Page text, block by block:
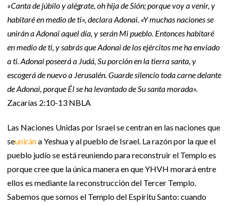
«Canta de júbilo y alégrate, oh hija de Sión; porque voy a venir, y
habitaré en medio de ti», declara Adonai. «Y muchas naciones se
unirán a Adonai aquel día, y serán Mi pueblo. Entonces habitaré
en medio de ti, y sabrás que Adonai de los ejércitos me ha enviado
a ti. Adonai poseerá a Judá, Su porción en la tierra santa, y
escogerá de nuevo a Jerusalén. Guarde silencio toda carne delante
de Adonai, porque Él se ha levantado de Su santa morada».
Zacarías 2:10-13 NBLA
Las Naciones Unidas por Israel se centran en las naciones que
seunirána Yeshua y al pueblo de Israel. La razón por la que el
pueblo judío se está reuniendo para reconstruir el Templo es
porque cree que la única manera en que YHVH morará entre
ellos es mediante la reconstrucción del Tercer Templo.
Sabemos que somos el Templo del Espíritu Santo: cuando